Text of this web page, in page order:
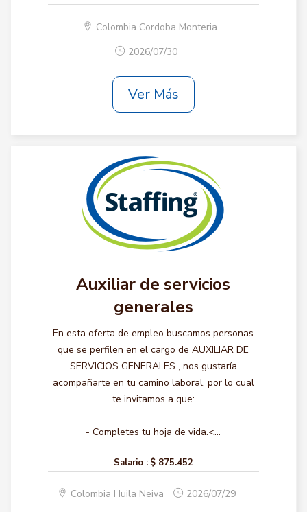
Colombia Cordoba Monteria
2026/07/30
Ver Más
Auxiliar de servicios
generales
En esta oferta de empleo buscamos personas
que se perfilen en el cargo de AUXILIAR DE
SERVICIOS GENERALES , nos gustaría
acompañarte en tu camino laboral, por lo cual
te invitamos a que:
- Completes tu hoja de vida.<...
Salario : $ 875.452
Colombia Huila Neiva 2026/07/29